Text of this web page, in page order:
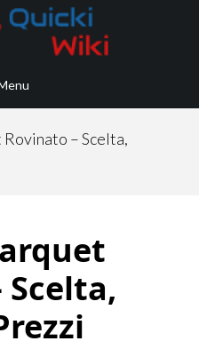
– Scelta,
Scelta,